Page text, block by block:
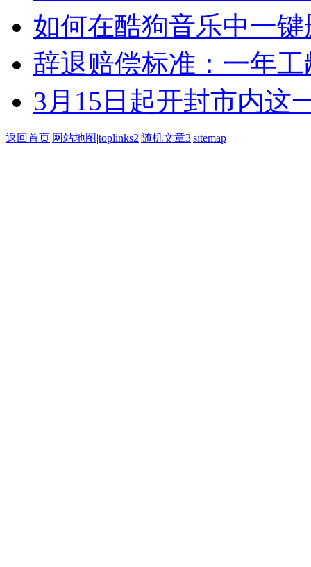
如何在酷狗音乐中一
辞退赔偿标准：一年
3月15日起开封市内
返回首页|网站地图|toplinks2|随机文章3|sitemap